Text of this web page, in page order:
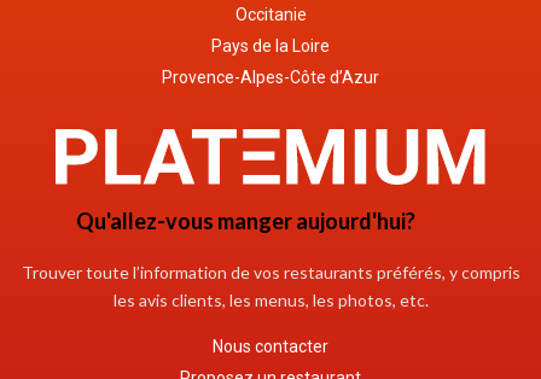
Qu'allez-vous manger aujourd'hui?
Trouver toute l’information de vos restaurants préférés, y compris
les avis clients, les menus, les photos, etc.
Nous contacter
Occitanie
Pays de la Loire
Provence-Alpes-Côte d’Azur